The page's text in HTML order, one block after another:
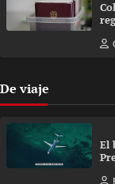
De viaje
El